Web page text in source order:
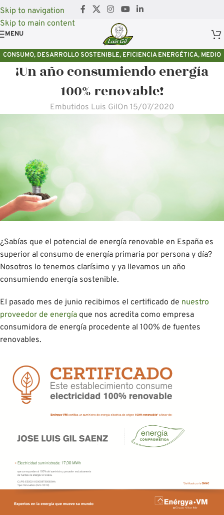
Skip to navigation
Skip to main content
MENU
CONSUMO, DESARROLLO SOSTENIBLE, EFICIENCIA ENERGÉTICA, MEDIO
AMBIENTE,SOSTENIBLIDAD
¡Un año consumiendo energía
100% renovable!
Embutidos Luis GilOn 15/07/2020
¿Sabías que el potencial de energía renovable en España es
superior al consumo de energía primaria por persona y día?
Nosotros lo tenemos clarísimo y ya llevamos un año
consumiendo energía sostenible.
El pasado mes de junio recibimos el certificado de nuestro
proveedor de energía que nos acredita como empresa
consumidora de energía procedente al 100% de fuentes
renovables.